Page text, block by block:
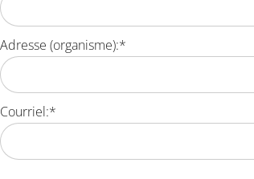
Adresse (organisme):*
Courriel:*